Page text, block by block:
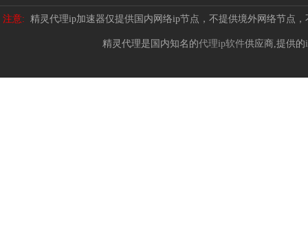
注意: 精灵代理ip加速器仅提供国内网络ip节点，不提供境外网络节点
精灵代理是国内知名的代理ip软件供应商,提供的